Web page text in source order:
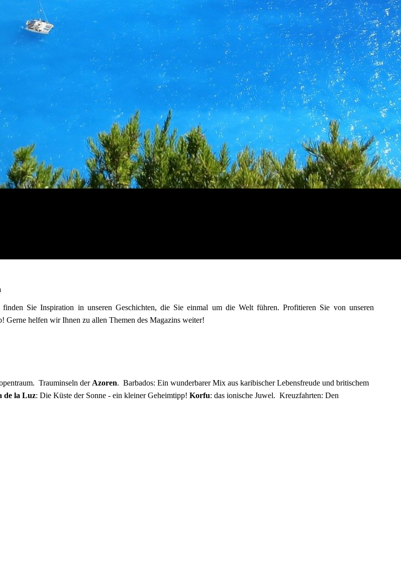
Sie Inspiration in unseren Geschichten, die Sie einmal um die Welt führen. Profitieren Sie von unseren
Gerne helfen wir Ihnen zu allen Themen des Magazins weiter!
Trauminseln der Azoren. Barbados: Ein wunderbarer Mix aus karibischer Lebensfreude und britischem
de la Luz: Die Küste der Sonne - ein kleiner Geheimtipp! Korfu: das ionische Juwel. Kreuzfahrten: Den